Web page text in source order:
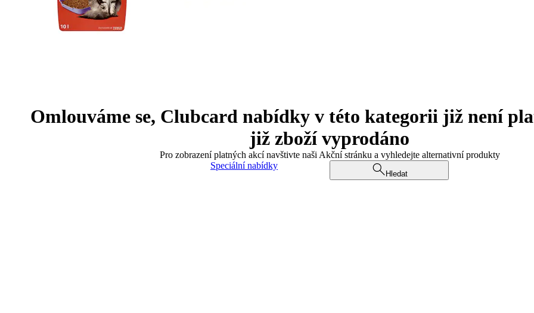
Omlouváme se, Clubcard nabídky v této kategorii již není
již zboží vyprodáno
Pro zobrazení platných akcí navštivte naši Akční stránku a vyhledejte alternativní produkty
Speciální nabídky
Hledat